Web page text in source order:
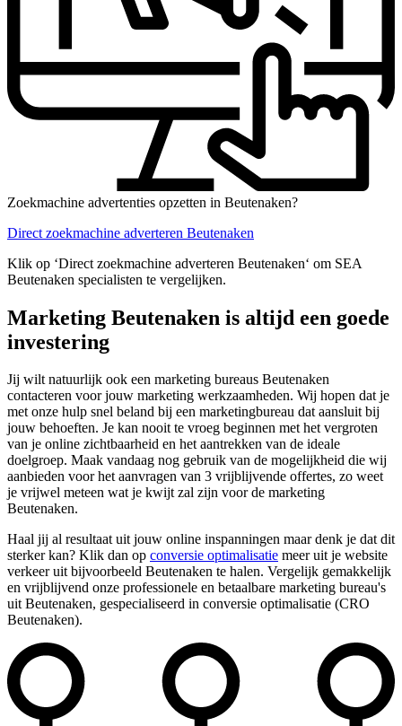
Zoekmachine advertenties opzetten in Beutenaken?
Direct zoekmachine adverteren Beutenaken
Klik op ‘Direct zoekmachine adverteren Beutenaken‘ om SEA
Beutenaken specialisten te vergelijken.
Marketing Beutenaken is altijd een goede
investering
Jij wilt natuurlijk ook een marketing bureaus Beutenaken
contacteren voor jouw marketing werkzaamheden. Wij hopen dat je
met onze hulp snel beland bij een marketingbureau dat aansluit bij
jouw behoeften. Je kan nooit te vroeg beginnen met het vergroten
van je online zichtbaarheid en het aantrekken van de ideale
doelgroep. Maak vandaag nog gebruik van de mogelijkheid die wij
aanbieden voor het aanvragen van 3 vrijblijvende offertes, zo weet
je vrijwel meteen wat je kwijt zal zijn voor de marketing
Beutenaken.
Haal jij al resultaat uit jouw online inspanningen maar denk je dat dit
sterker kan? Klik dan op conversie optimalisatie meer uit je website
verkeer uit bijvoorbeeld Beutenaken te halen. Vergelijk gemakkelijk
en vrijblijvend onze professionele en betaalbare marketing bureau's
uit Beutenaken, gespecialiseerd in conversie optimalisatie (CRO
Beutenaken).